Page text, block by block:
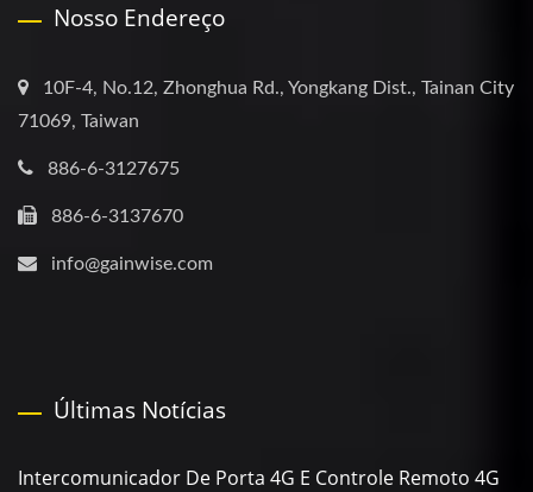
Nosso Endereço
10F-4, No.12, Zhonghua Rd., Yongkang Dist., Tainan City
71069, Taiwan
886-6-3127675
886-6-3137670
info@gainwise.com
Últimas Notícias
Intercomunicador De Porta 4G E Controle Remoto 4G